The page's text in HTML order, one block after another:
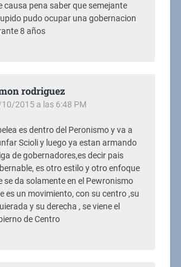
causa pena saber que semejante
pudo ocupar una gobernacion
8 años
rodriguez
2015 a las 6:48 PM
es dentro del Peronismo y va a
Scioli y luego ya estan armando
de gobernadores,es decir pais
es otro estilo y otro enfoque
se da solamente en el Pewronismo
es un movimiento, con su centro ,su
y su derecha , se viene el
de Centro